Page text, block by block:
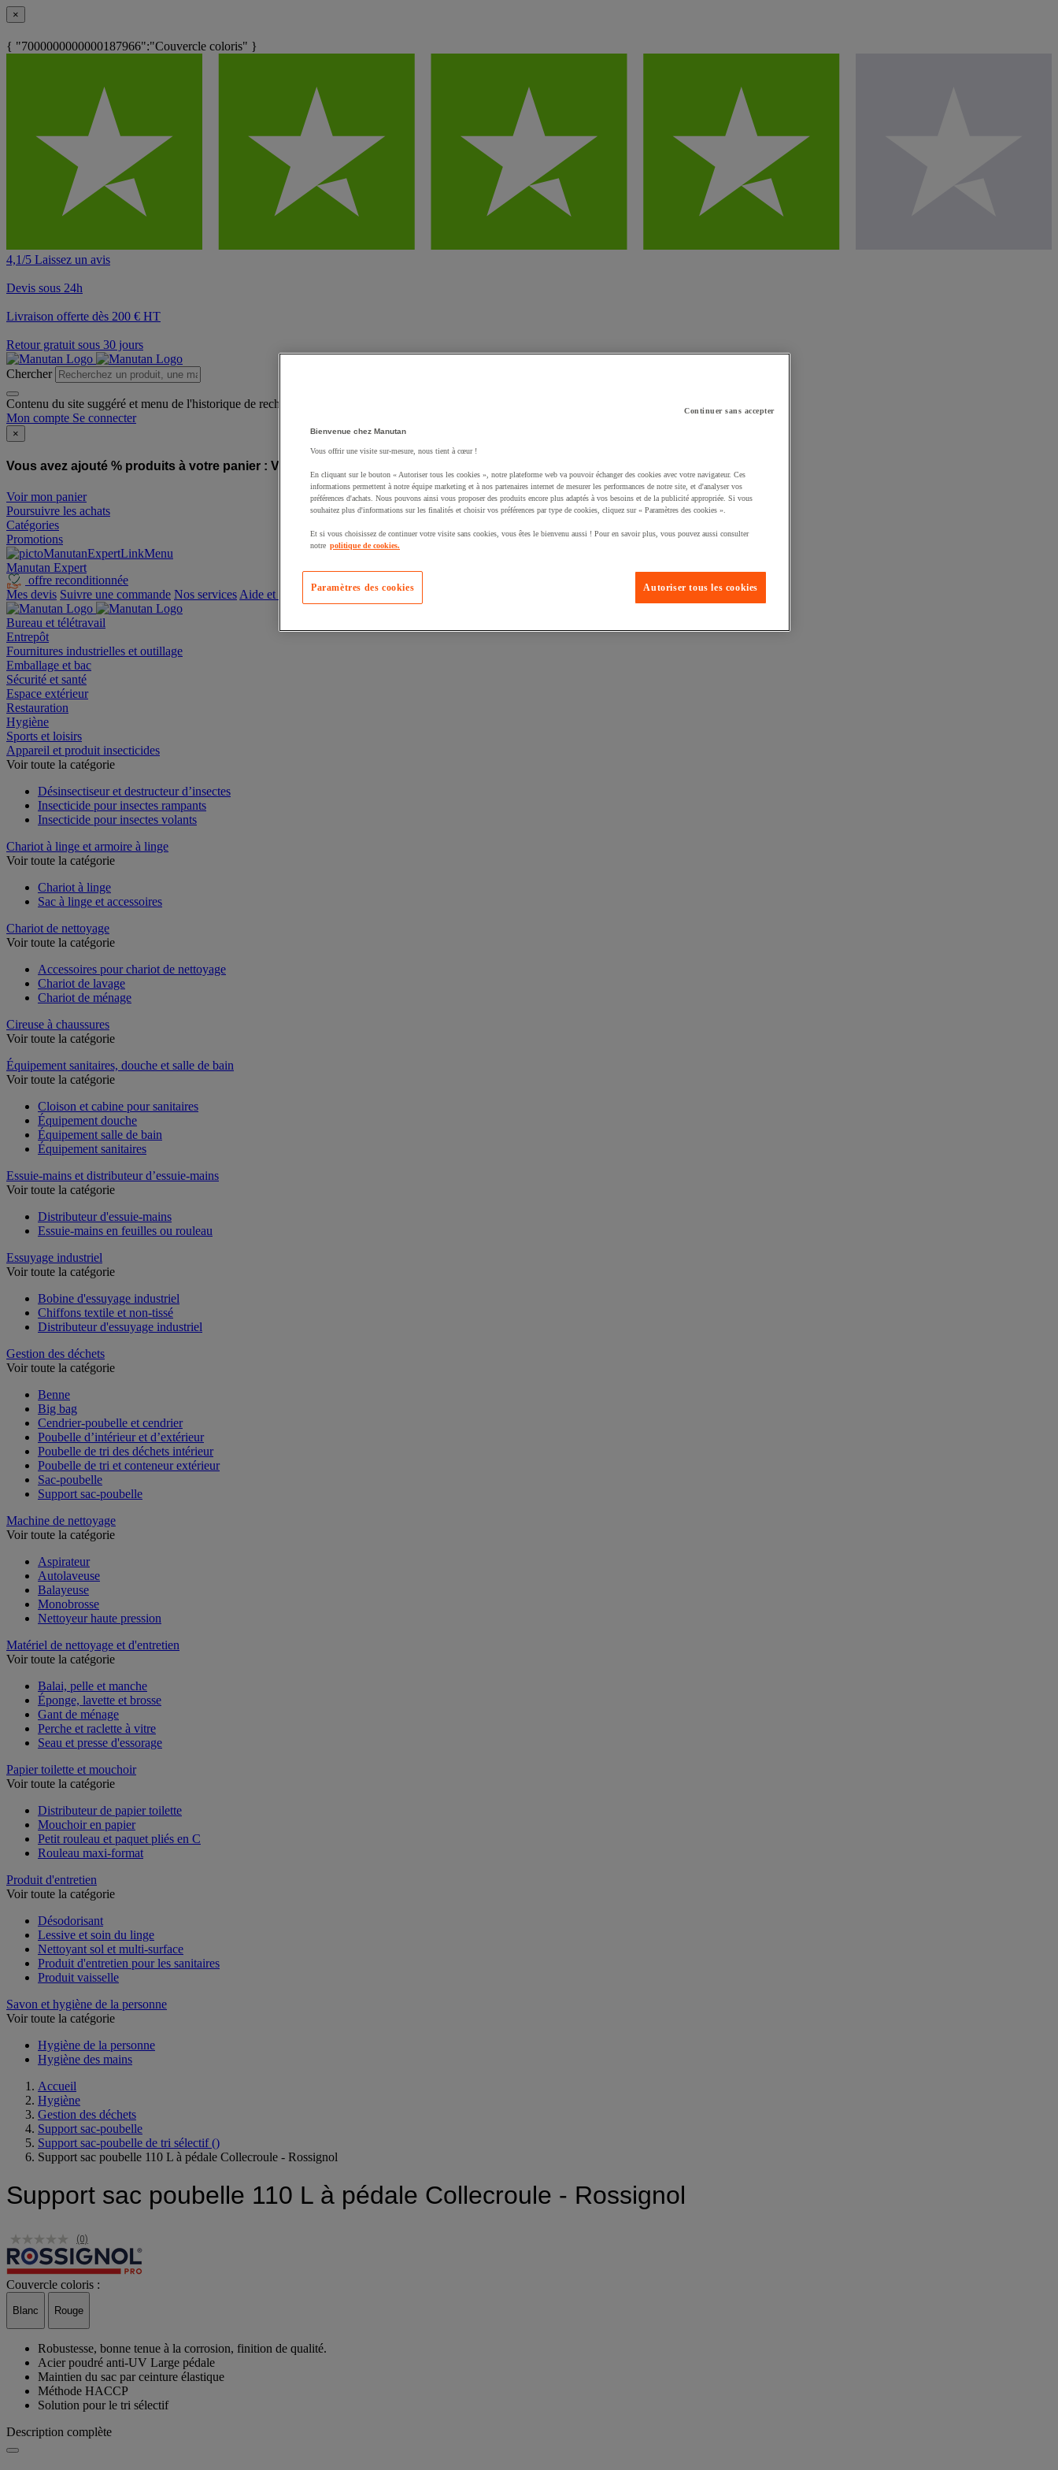
×
{ "7000000000000187966":"Couvercle coloris" }
4,1/5 Laissez un avis
Devis sous 24h
Livraison offerte dès 200 € HT
Retour gratuit sous 30 jours
Chercher
Contenu du site suggéré et menu de l'historique de recherche
Mon compte Se connecter
×
Vous avez ajouté % produits à votre panier : Vous avez ajouté un produit à votre panier :
Voir mon panier
Poursuivre les achats
Catégories
Promotions
Manutan Expert
offre reconditionnée
Mes devis Suivre une commande Nos services Aide et contact
Bureau et télétravail
Entrepôt
Fournitures industrielles et outillage
Emballage et bac
Sécurité et santé
Espace extérieur
Restauration
Hygiène
Sports et loisirs
Appareil et produit insecticides
Voir toute la catégorie
Désinsectiseur et destructeur d’insectes
Insecticide pour insectes rampants
Insecticide pour insectes volants
Chariot à linge et armoire à linge
Voir toute la catégorie
Chariot à linge
Sac à linge et accessoires
Chariot de nettoyage
Voir toute la catégorie
Accessoires pour chariot de nettoyage
Chariot de lavage
Chariot de ménage
Cireuse à chaussures
Voir toute la catégorie
Équipement sanitaires, douche et salle de bain
Voir toute la catégorie
Cloison et cabine pour sanitaires
Équipement douche
Équipement salle de bain
Équipement sanitaires
Essuie-mains et distributeur d’essuie-mains
Voir toute la catégorie
Distributeur d'essuie-mains
Essuie-mains en feuilles ou rouleau
Essuyage industriel
Voir toute la catégorie
Bobine d'essuyage industriel
Chiffons textile et non-tissé
Distributeur d'essuyage industriel
Gestion des déchets
Voir toute la catégorie
Benne
Big bag
Cendrier-poubelle et cendrier
Poubelle d’intérieur et d’extérieur
Poubelle de tri des déchets intérieur
Poubelle de tri et conteneur extérieur
Sac-poubelle
Support sac-poubelle
Machine de nettoyage
Voir toute la catégorie
Aspirateur
Autolaveuse
Balayeuse
Monobrosse
Nettoyeur haute pression
Matériel de nettoyage et d'entretien
Voir toute la catégorie
Balai, pelle et manche
Éponge, lavette et brosse
Gant de ménage
Perche et raclette à vitre
Seau et presse d'essorage
Papier toilette et mouchoir
Voir toute la catégorie
Distributeur de papier toilette
Mouchoir en papier
Petit rouleau et paquet pliés en C
Rouleau maxi-format
Produit d'entretien
Voir toute la catégorie
Désodorisant
Lessive et soin du linge
Nettoyant sol et multi-surface
Produit d'entretien pour les sanitaires
Produit vaisselle
Savon et hygiène de la personne
Voir toute la catégorie
Hygiène de la personne
Hygiène des mains
Accueil
Hygiène
Gestion des déchets
Support sac-poubelle
Support sac-poubelle de tri sélectif ()
Support sac poubelle 110 L à pédale Collecroule - Rossignol
Support sac poubelle 110 L à pédale Collecroule - Rossignol
(0)
Couvercle coloris :
Blanc Rouge
Robustesse, bonne tenue à la corrosion, finition de qualité.
Acier poudré anti-UV Large pédale
Maintien du sac par ceinture élastique
Méthode HACCP
Solution pour le tri sélectif
Description complète
Continuer sans accepter
Bienvenue chez Manutan
Vous offrir une visite sur-mesure, nous tient à cœur !
En cliquant sur le bouton « Autoriser tous les cookies », notre plateforme web va pouvoir échanger des cookies avec votre navigateur. Ces
informations permettent à notre équipe marketing et à nos partenaires internet de mesurer les performances de notre site, et d'analyser vos
préférences d'achats. Nous pouvons ainsi vous proposer des produits encore plus adaptés à vos besoins et de la publicité appropriée. Si vous
souhaitez plus d'informations sur les finalités et choisir vos préférences par type de cookies, cliquez sur « Paramètres des cookies ».
Et si vous choisissez de continuer votre visite sans cookies, vous êtes le bienvenu aussi ! Pour en savoir plus, vous pouvez aussi consulter
notre politique de cookies.
Autoriser tous les cookies
Paramètres des cookies